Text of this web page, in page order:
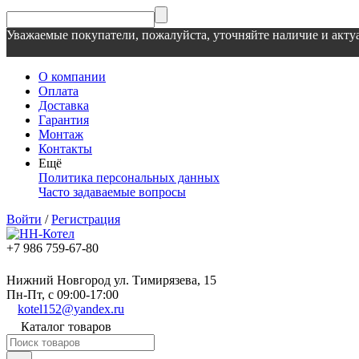
Уважаемые покупатели, пожалуйста, уточняйте наличие и
О компании
Оплата
Доставка
Гарантия
Монтаж
Контакты
Ещё
Политика персональных данных
Часто задаваемые вопросы
Войти /Регистрация
+7 986 759-67-80
Нижний Новгород ул. Тимирязева, 15
Пн-Пт, с 09:00-17:00
kotel152@yandex.ru
Каталог товаров